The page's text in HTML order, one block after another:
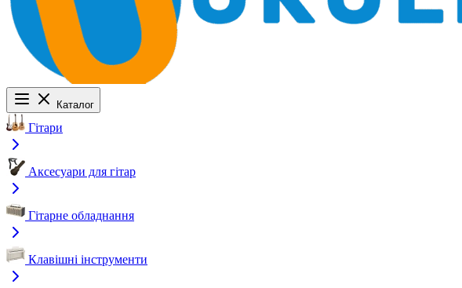
Каталог
Гітари
Аксесуари для гітар
Гітарне обладнання
Клавішні інструменти